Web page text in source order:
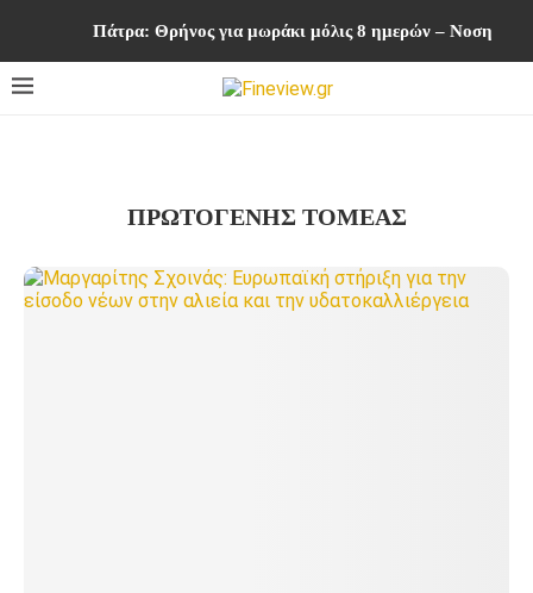
Πάτρα: Θρήνος για μωράκι μόλις 8 ημερών –
ΠΡΩΤΟΓΕΝΉΣ ΤΟΜΈΑΣ